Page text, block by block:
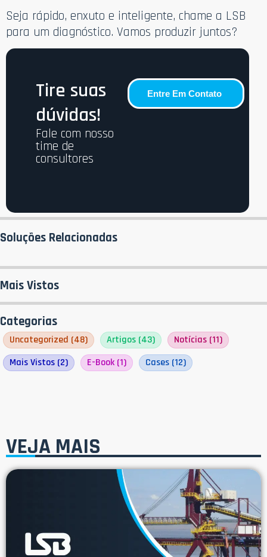
Seja rápido, enxuto e inteligente, chame a LSB
para um diagnóstico. Vamos produzir juntos?
Tire suas
dúvidas!
Fale com nosso
time de
consultores
Entre Em Contato
Soluções Relacionadas
Mais Vistos
Categorias
Uncategorized (48) Artigos (43) Notícias (11)
Mais Vistos (2) E-Book (1) Cases (12)
VEJA MAIS